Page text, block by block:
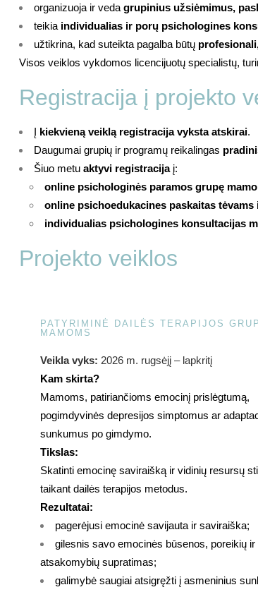
organizuoja ir vedagrupinius užsiėmimus,
teikia individualias ir porų psichologines
užtikrina, kad suteikta pagalba būtų
Visos veiklos vykdomos licencijuotų specialistų,
Registracija į projekto
Į kiekvieną veiklą registracija vyksta atskirai.
Daugumai grupių ir programų reikalingas
Šiuo metuaktyvi registracijaį:
online psichologinės paramos grupę
online psichoedukacines paskaitas tėvams
individualias psichologines konsultacijas
Projekto veiklos
PATYRIMINĖ DAILĖS TERAPIJOS
MAMOMS
Veikla vyks: 2026 m. rugsėjį – lapkritį
Kam skirta?
Mamoms, patiriančioms emocinį prislėgtumą,
pogimdyvinės depresijos simptomus ar
sunkumus po gimdymo.
Tikslas:
Skatinti emocinę saviraišką ir vidinių resursų
taikant dailės terapijos metodus.
Rezultatai:
pagerėjusi emocinė savijauta ir saviraiška;
gilesnis savo emocinės būsenos, poreikių ir
atsakomybių supratimas;
galimybė saugiai atsigręžti į asmeninius